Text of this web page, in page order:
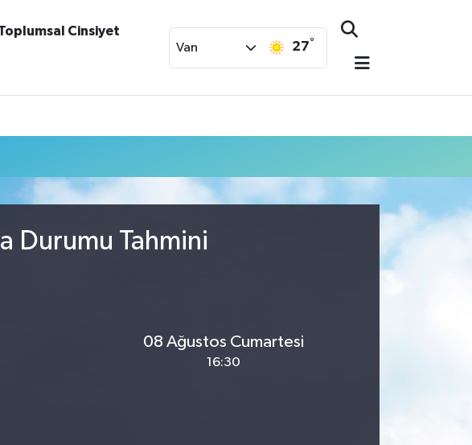
Cinsiyet
Van 27°
Durumu Tahmini
08 Ağustos Cumartesi
16:30